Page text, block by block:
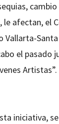
cambio
afectan, el
Vallarta-Santa
el pasado
Artistas”.
iniciativa,